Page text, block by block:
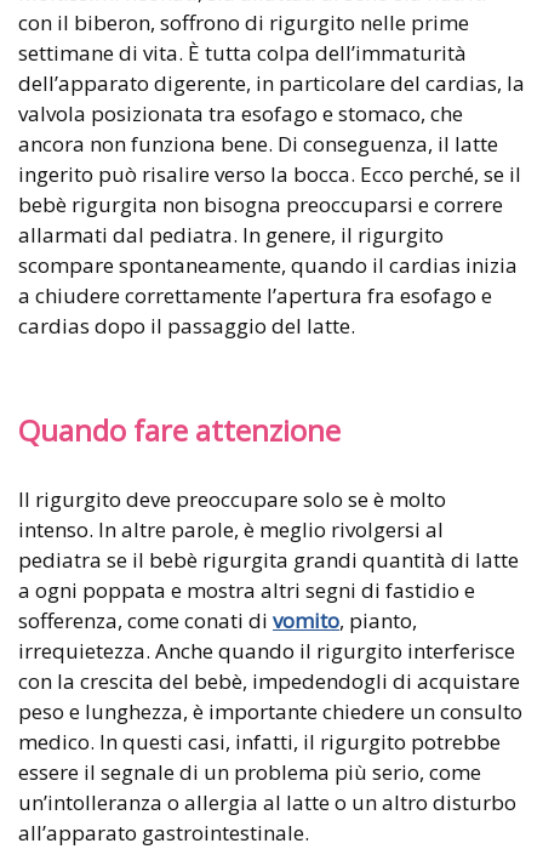
con il biberon, soffrono di rigurgito nelle prime
settimane di vita. È tutta colpa dell’immaturità
dell’apparato digerente, in particolare del cardias, la
valvola posizionata tra esofago e stomaco, che
ancora non funziona bene. Di conseguenza, il latte
ingerito può risalire verso la bocca. Ecco perché, se il
bebè rigurgita non bisogna preoccuparsi e correre
allarmati dal pediatra. In genere, il rigurgito
scompare spontaneamente, quando il cardias inizia
a chiudere correttamente l’apertura fra esofago e
cardias dopo il passaggio del latte.
Quando fare attenzione
Il rigurgito deve preoccupare solo se è molto
intenso. In altre parole, è meglio rivolgersi al
pediatra se il bebè rigurgita grandi quantità di latte
a ogni poppata e mostra altri segni di fastidio e
sofferenza, come conati di vomito, pianto,
irrequietezza. Anche quando il rigurgito interferisce
con la crescita del bebè, impedendogli di acquistare
peso e lunghezza, è importante chiedere un consulto
medico. In questi casi, infatti, il rigurgito potrebbe
essere il segnale di un problema più serio, come
un’intolleranza o allergia al latte o un altro disturbo
all’apparato gastrointestinale.